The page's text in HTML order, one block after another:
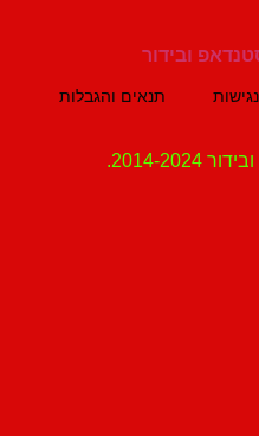
תנאים והגבלות